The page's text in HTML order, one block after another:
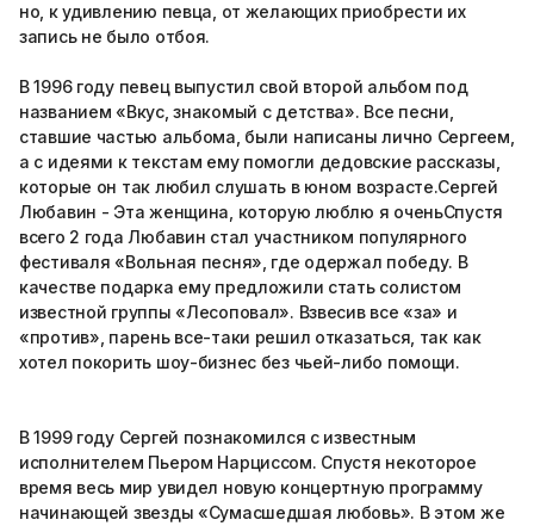
но, к удивлению певца, от желающих приобрести их
запись не было отбоя.
В 1996 году певец выпустил свой второй альбом под
названием «Вкус, знакомый с детства». Все песни,
ставшие частью альбома, были написаны лично Сергеем,
а с идеями к текстам ему помогли дедовские рассказы,
которые он так любил слушать в юном возрасте.Сергей
Любавин - Эта женщина, которую люблю я оченьСпустя
всего 2 года Любавин стал участником популярного
фестиваля «Вольная песня», где одержал победу. В
качестве подарка ему предложили стать солистом
известной группы «Лесоповал». Взвесив все «за» и
«против», парень все-таки решил отказаться, так как
хотел покорить шоу-бизнес без чьей-либо помощи.
В 1999 году Сергей познакомился с известным
исполнителем Пьером Нарциссом. Спустя некоторое
время весь мир увидел новую концертную программу
начинающей звезды «Сумасшедшая любовь». В этом же